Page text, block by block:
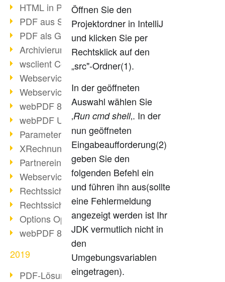
HTML in PDF umwandeln
PDF aus SAP
PDF als Grafik exportieren
Archivierung & Migration
wsclient Converter
Webservice Toolbox (3)
Webservice PDF/A
webPDF 8 Neuerungen (Teil 2)
webPDF Update 8.0.0.2058
Parameter-Umstellung
XRechnung bei deutschen Behörden
Partnereinsatz unserer Software
Webservice Beispiel: XMP-Metadaten
Rechtssichere Mail-Archivierung (2)
Rechtssichere Mail-Archivierung (1)
Options Operation
webPDF 8 Neuerungen (Teil 1)
2019
PDF-Lösung für Unternehmen
Öffnen Sie den
Projektordner in IntelliJ
und klicken Sie per
Rechtsklick auf den
„src"-Ordner(1).
In der geöffneten
Auswahl wählen Sie
‚Run cmd shell‚. In der
nun geöffneten
Eingabeaufforderung(2)
geben Sie den
folgenden Befehl ein
und führen ihn aus(sollte
eine Fehlermeldung
angezeigt werden ist Ihr
JDK vermutlich nicht in
den
Umgebungsvariablen
eingetragen).